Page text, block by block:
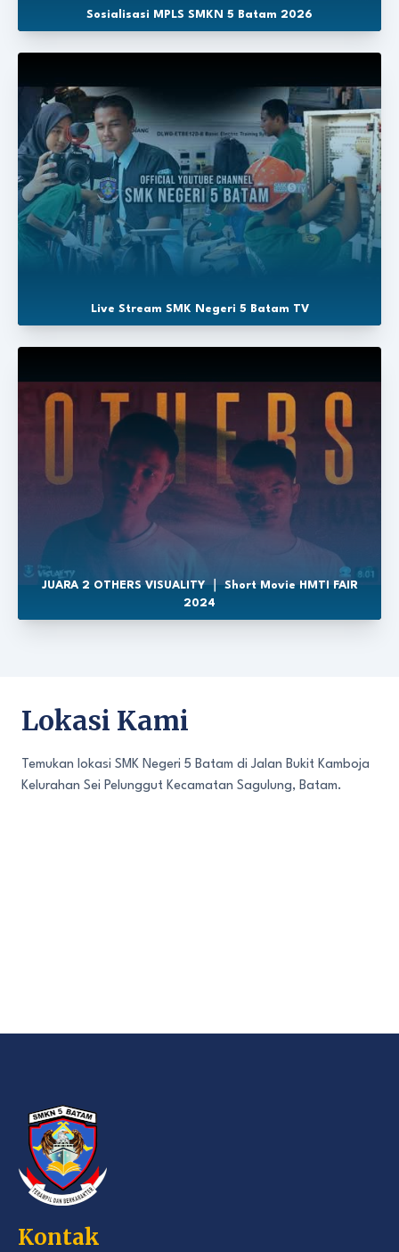
Sosialisasi MPLS SMKN 5 Batam 2026
Live Stream SMK Negeri 5 Batam TV
JUARA 2 OTHERS VISUALITY ｜ Short Movie HMTI FAIR
2024
Lokasi Kami
Temukan lokasi SMK Negeri 5 Batam di Jalan Bukit Kamboja
Kelurahan Sei Pelunggut Kecamatan Sagulung, Batam.
Kontak